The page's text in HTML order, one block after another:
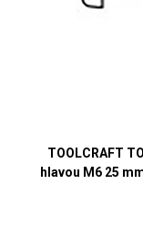
TOOLCRAFT
hlavou M6 25